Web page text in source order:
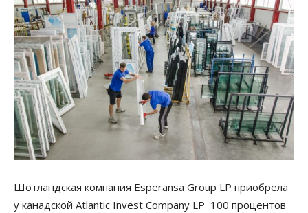
Шотландская компания Esperansa Group LP приобрела
у канадской Atlantic Invest Company LP 100 процентов